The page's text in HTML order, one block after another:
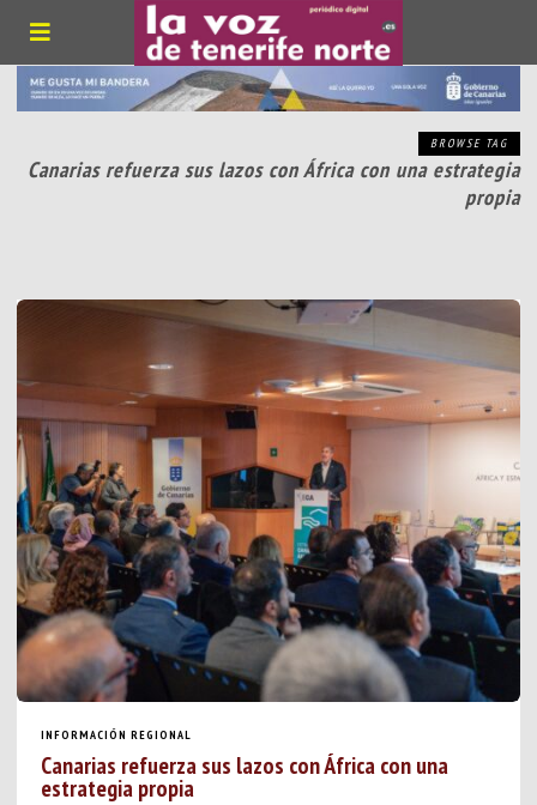
BROWSE TAG
Canarias refuerza sus lazos con África con una estrategia
propia
INFORMACIÓN REGIONAL
Canarias refuerza sus lazos con África con una
estrategia propia